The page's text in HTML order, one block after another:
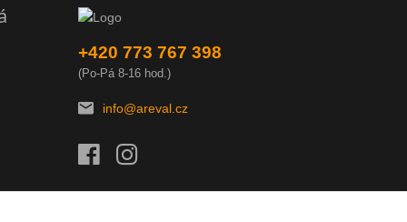
+420 773 767 398
(Po-Pá 8-16 hod.)
info@areval.cz